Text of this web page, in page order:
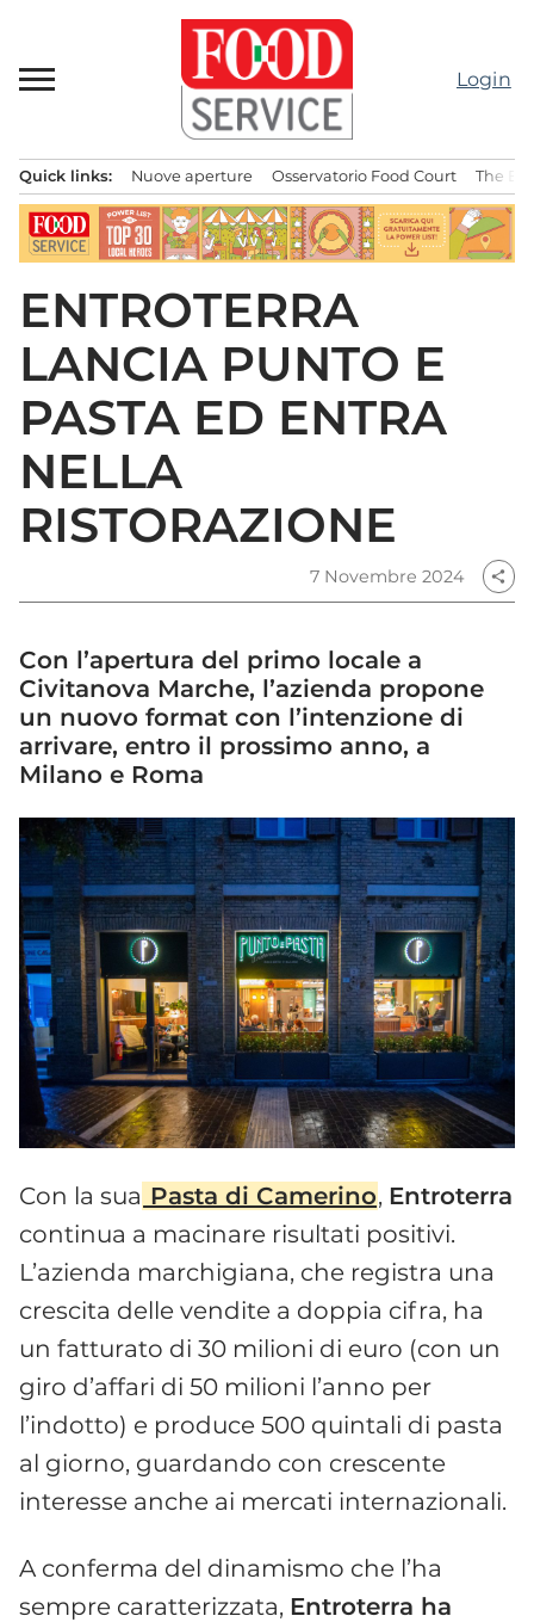
contenuto
Login
principale
Quick links: Nuove aperture Osservatorio Food Court The
ENTROTERRA
LANCIA PUNTO E
PASTA ED ENTRA
NELLA
RISTORAZIONE
7 Novembre 2024 share
Con l’apertura del primo locale a
Civitanova Marche, l’azienda propone
un nuovo format con l’intenzione di
arrivare, entro il prossimo anno, a
Milano e Roma
Con la sua Pasta di Camerino, Entroterra
continua a macinare risultati positivi.
L’azienda marchigiana, che registra una
crescita delle vendite a doppia cifra, ha
un fatturato di 30 milioni di euro (con un
giro d’affari di 50 milioni l’anno per
l’indotto) e produce 500 quintali di pasta
al giorno, guardando con crescente
interesse anche ai mercati internazionali.
A conferma del dinamismo che l’ha
sempre caratterizzata, Entroterra ha